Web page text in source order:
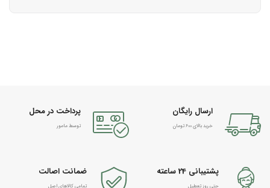
ارسال رایگان
خرید بالای 600 تومان
پرداخت در محل
توسط مامور
پشتیبانی 24 ساعته
حتی روز تعطیل
ضمانت اصالت
تمامی کالاهای اصل